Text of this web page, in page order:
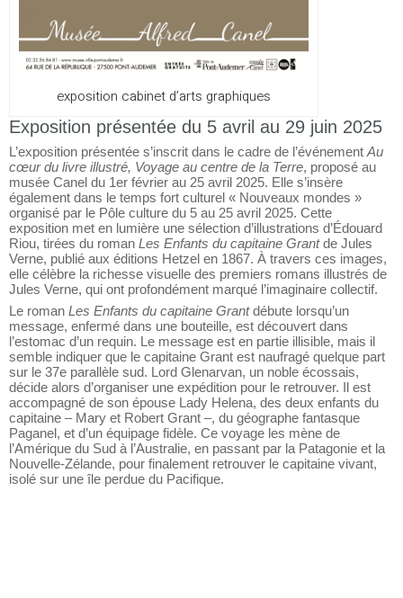
exposition cabinet d’arts graphiques
Exposition présentée du 5 avril au 29 juin 2025
L’exposition présentée s’inscrit dans le cadre de l’événementAu
cœur du livre illustré, Voyage au centre de la Terre, proposé au
musée Canel du 1er février au 25 avril 2025. Elle s’insère
également dans le temps fort culturel « Nouveaux mondes »
organisé par le Pôle culture du 5 au 25 avril 2025. Cette
exposition met en lumière une sélection d’illustrations d’Édouard
Riou, tirées du romanLes Enfants du capitaine Grantde Jules
Verne, publié aux éditions Hetzel en 1867. À travers ces images,
elle célèbre la richesse visuelle des premiers romans illustrés de
Jules Verne, qui ont profondément marqué l’imaginaire collectif.
Le roman Les Enfants du capitaine Grantdébute lorsqu’un
message, enfermé dans une bouteille, est découvert dans
l’estomac d’un requin. Le message est en partie illisible, mais il
semble indiquer que le capitaine Grant est naufragé quelque part
sur le 37e parallèle sud. Lord Glenarvan, un noble écossais,
décide alors d’organiser une expédition pour le retrouver. Il est
accompagné de son épouse Lady Helena, des deux enfants du
capitaine – Mary et Robert Grant –, du géographe fantasque
Paganel, et d’un équipage fidèle. Ce voyage les mène de
l’Amérique du Sud à l’Australie, en passant par la Patagonie et la
Nouvelle-Zélande, pour finalement retrouver le capitaine vivant,
isolé sur une île perdue du Pacifique.